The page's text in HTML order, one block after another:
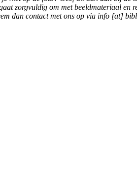
zorgvuldig om met beeldmateriaal en
dan contact met ons op via info [at]